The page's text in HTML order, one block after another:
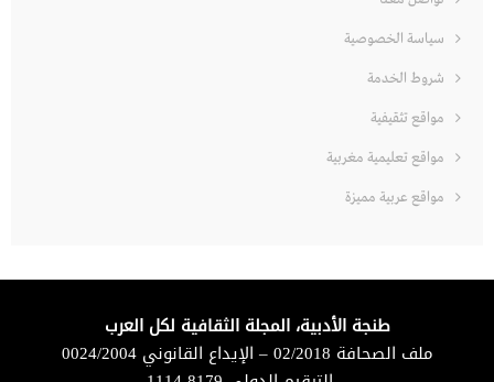
سياسة الخصوصية
شروط الخدمة
مواقع تثقيفية
مواقع تعليمية مغربية
مواقع عربية مميزة
طنجة الأدبية، المجلة الثقافية لكل العرب
ملف الصحافة 02/2018 – الإيداع القانوني 0024/2004